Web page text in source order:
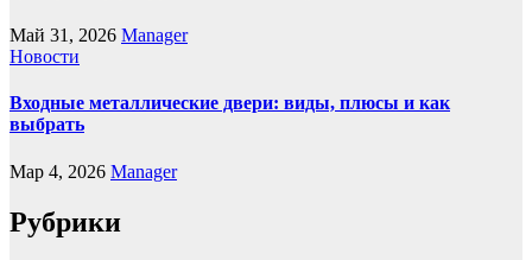
Май 31, 2026 Manager
Новости
Входные металлические двери: виды, плюсы и как
выбрать
Мар 4, 2026 Manager
Рубрики